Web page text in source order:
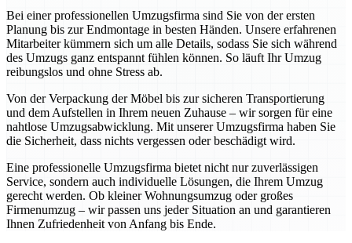
Bei einer professionellen Umzugsfirma sind Sie von der ersten
Planung bis zur Endmontage in besten Händen. Unsere erfahrenen
Mitarbeiter kümmern sich um alle Details, sodass Sie sich während
des Umzugs ganz entspannt fühlen können. So läuft Ihr Umzug
reibungslos und ohne Stress ab.
Von der Verpackung der Möbel bis zur sicheren Transportierung
und dem Aufstellen in Ihrem neuen Zuhause – wir sorgen für eine
nahtlose Umzugsabwicklung. Mit unserer Umzugsfirma haben Sie
die Sicherheit, dass nichts vergessen oder beschädigt wird.
Eine professionelle Umzugsfirma bietet nicht nur zuverlässigen
Service, sondern auch individuelle Lösungen, die Ihrem Umzug
gerecht werden. Ob kleiner Wohnungsumzug oder großes
Firmenumzug – wir passen uns jeder Situation an und garantieren
Ihnen Zufriedenheit von Anfang bis Ende.